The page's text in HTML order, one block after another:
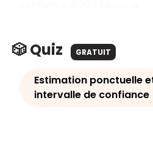
🎲 Quiz GRATUIT
Estimation ponctuelle
intervalle de confiance